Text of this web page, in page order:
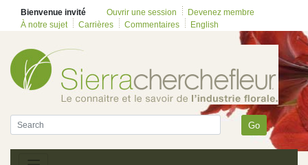
Bienvenue invité Ouvrir une session
Devenez membre
À notre sujet
Carrières Commentaires English
Go